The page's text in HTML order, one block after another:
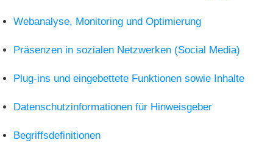
Webanalyse, Monitoring und Optimierung
Präsenzen in sozialen Netzwerken (Social Media)
Plug-ins und eingebettete Funktionen sowie Inhalte
Datenschutzinformationen für Hinweisgeber
Begriffsdefinitionen